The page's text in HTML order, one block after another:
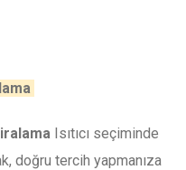
Isıtıcı seçiminde
doğru tercih yapmanıza